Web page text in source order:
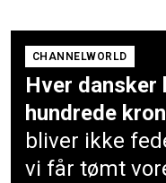
CHANNELWORLD
Hver
hundrede
bliver ikke
vi får tømt